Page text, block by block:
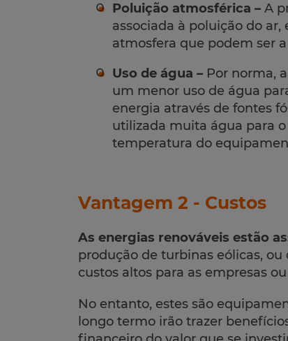
Poluição atmosférica – A
associada à poluição do
atmosfera que podem ser
Uso de água – Por norma,
um menor uso de água
energia através de fontes
utilizada muita água para
temperatura do
Vantagem 2 - Custos
As energias renováveis estão
produção de turbinas eólicas,
custos altos para as empresas
No entanto, estes são
longo termo irão trazer